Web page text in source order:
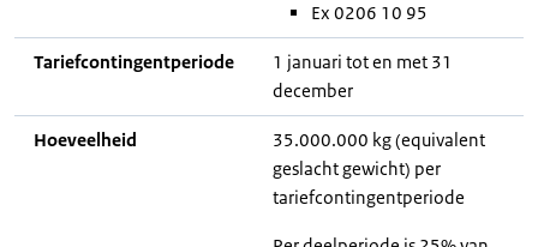
Ex 0206 10 95
Tariefcontingentperiode
1 januari tot en met 31
december
Hoeveelheid
35.000.000 kg (equivalent
geslacht gewicht) per
tariefcontingentperiode